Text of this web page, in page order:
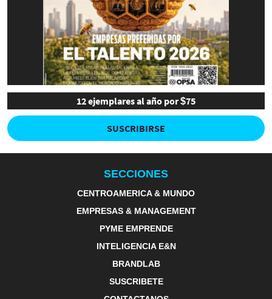
12 ejemplares al año por $75
SUSCRIBIRSE
SECCIONES
CENTROAMERICA & MUNDO
EMPRESAS & MANAGEMENT
PYME EMPRENDE
INTELIGENCIA E&N
BRANDLAB
SUSCRIBETE